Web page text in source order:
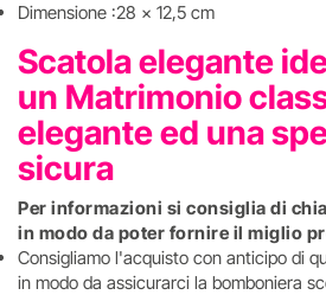
Dimensione :28 x 12,5 cm
Scatola elegante
un Matrimonio
elegante ed una
sicura
Per informazioni si consiglia di
in modo da poter fornire il miglio
Consigliamo l'acquisto con anticipo di
in modo da assicurarci la bomboniera